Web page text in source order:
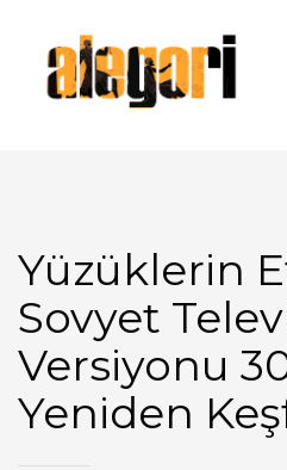
Yüzüklerin
Sovyet
Versiyonu
Yeniden